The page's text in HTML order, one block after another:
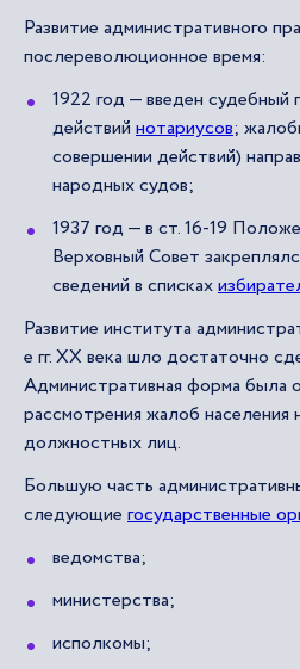
Развитие административного
послереволюционное время:
1922 год — введен судебный
действий нотариусов;
совершении действий)
народных судов;
1937 год — в ст. 16-19
Верховный Совет
сведений в списках
Развитие института
е гг. XX века шло достаточно
Административная форма была
рассмотрения жалоб населения
должностных лиц.
Большую часть
следующие государственные
ведомства;
министерства;
исполкомы;